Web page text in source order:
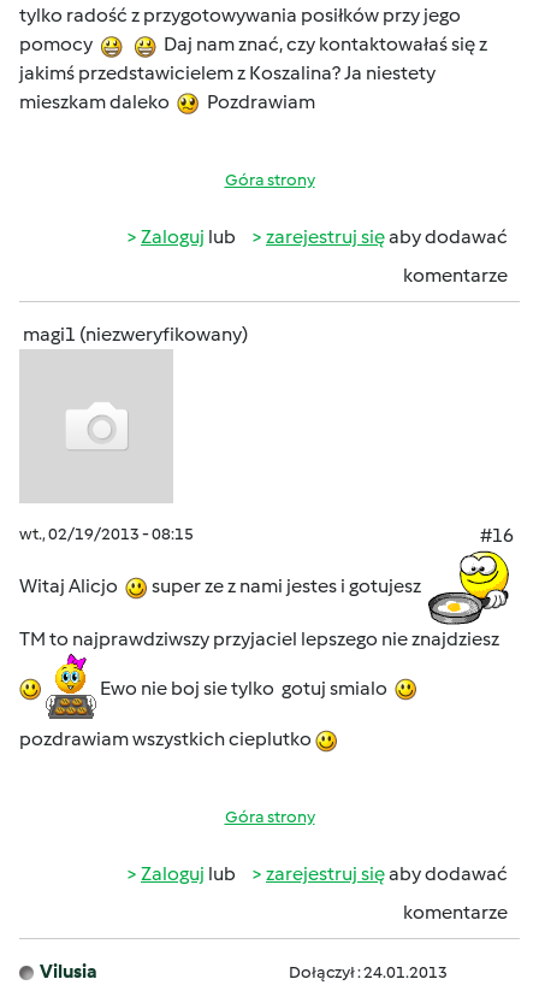
tylko radość z przygotowywania posiłków przy jego
pomocy
Daj nam znać, czy kontaktowałaś się z
jakimś przedstawicielem z Koszalina? Ja niestety
mieszkam daleko
Pozdrawiam
Góra strony
Zaloguj lub zarejestruj sięaby dodawać
komentarze
magi1 (niezweryfikowany)
wt., 02/19/2013 - 08:15 #16
Witaj Alicjo super ze z nami jestes i gotujesz
TM to najprawdziwszy przyjaciel lepszego nie znajdziesz
Ewo nie boj sie tylko gotuj smialo
pozdrawiam wszystkich cieplutko
Góra strony
Zaloguj lub zarejestruj sięaby dodawać
komentarze
Vilusia Dołączył : 24.01.2013